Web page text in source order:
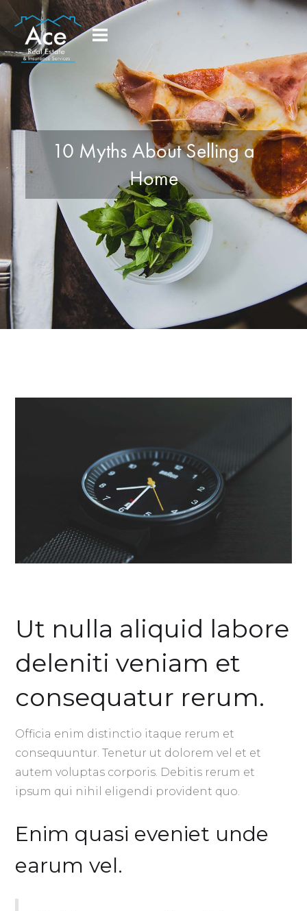
10 Myths About Selling a
Home
Ut nulla aliquid labore
deleniti veniam et
consequatur rerum.
Officia enim distinctio itaque rerum et
consequuntur. Tenetur ut dolorem vel et et
autem voluptas corporis. Debitis rerum et
ipsum qui nihil eligendi provident quo.
Enim quasi eveniet unde
earum vel.